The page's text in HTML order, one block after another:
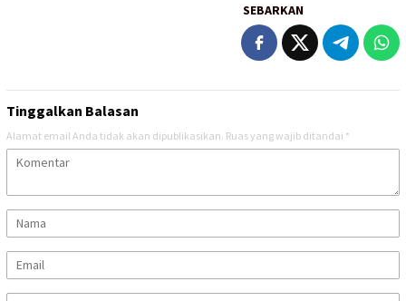
SEBARKAN
Tinggalkan Balasan
Alamat email Anda tidak akan dipublikasikan. Ruas yang wajib ditandai *